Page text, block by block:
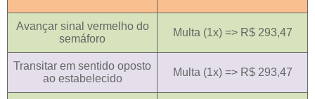
Avançar sinal vermelho do
semáforo
Multa (1x) => R$ 293,47
Transitar em sentido oposto
ao estabelecido
Multa (1x) => R$ 293,47